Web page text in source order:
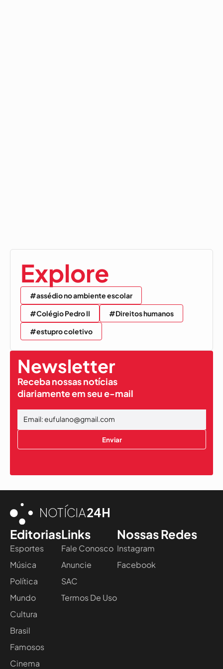
Explore
#assédio no ambiente escolar
#Colégio Pedro II
#Direitos humanos
#estupro coletivo
Newsletter
Receba nossas notícias
diariamente em seu e-mail
Enviar
Editorias
Esportes
Música
Política
Mundo
Cultura
Brasil
Famosos
Cinema
Links
Fale Conosco
Anuncie
SAC
Termos De Uso
Nossas Redes
Instagram
Facebook